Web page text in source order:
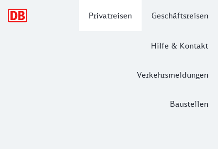
Privatreisen Geschäftsreisen
Hilfe & Kontakt
Verkehrsmeldungen
Baustellen